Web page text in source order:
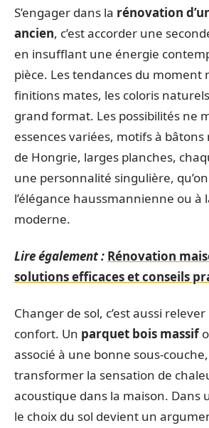
S’engager dans la rénovation
ancien, c’est accorder une
en insufflant une énergie
pièce. Les tendances du moment
finitions mates, les coloris
grand format. Les possibilités ne
essences variées, motifs à
de Hongrie, larges planches,
une personnalité singulière,
l’élégance haussmannienne ou à
moderne.
Lire également : Rénovation
solutions efficaces et conseils
Changer de sol, c’est aussi
confort. Un parquet bois massif
associé à une bonne sous-
transformer la sensation de
acoustique dans la maison. Dans
le choix du sol devient un